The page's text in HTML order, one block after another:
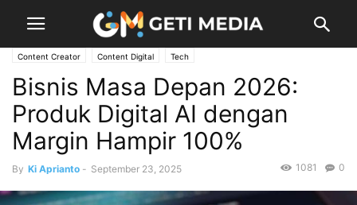
Content Creator Content Digital Tech
Bisnis Masa Depan 2026:
Produk Digital AI dengan
Margin Hampir 100%
By Ki Aprianto - September 23, 2025 0
1081